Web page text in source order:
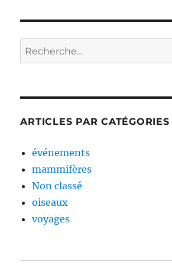
Recherche
pour :
ARTICLES PAR CATÉGORIES
événements
mammifères
Non classé
oiseaux
voyages